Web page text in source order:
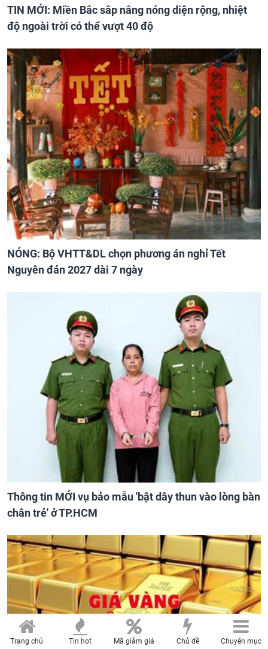
TIN MỚI: Miền Bắc sắp nắng nóng diện rộng, nhiệt
độ ngoài trời có thể vượt 40 độ
NÓNG: Bộ VHTT&DL chọn phương án nghỉ Tết
Nguyên đán 2027 dài 7 ngày
Thông tin MỚI vụ bảo mẫu 'bật dây thun vào lòng bàn
chân trẻ' ở TP.HCM
Trang chủ Tin hot Mã giảm giá Chủ đề Chuyên mục